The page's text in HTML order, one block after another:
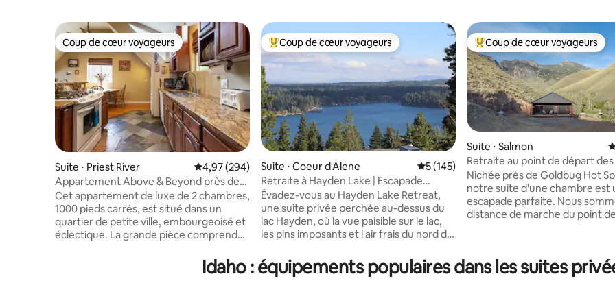
Coup de cœur voyageurs
Coup de cœur voyageurs
Suite ⋅ Priest River Évaluation moyenne sur la base de 294 commentaires : 4,97 sur 5
4,97 (294)
Appartement Above & Beyond près de
Silverwood et Priest Lake
Cet appartement de luxe de 2 chambres,
1000 pieds carrés, est situé dans un
quartier de petite ville, embourgeoisé et
éclectique. La grande pièce comprend
chambre dispose d'un lit Queen Size
Coups de cœur voyageurs les plus appréciés
Coup de cœur voyageurs
Suite ⋅ Coeur d'Alene Évaluation moyenne sur la base de 145
5 (145)
Retraite à Hayden Lake | Escapade
paisible avec vue sur le lac
Évadez-vous au Hayden Lake Retreat,
une suite privée perchée au-dessus du
lac Hayden, où la vue paisible sur le lac,
les pins imposants et l'air frais du nord de
Commencez votre matinée avec un café
sur la terrasse couverte, passez la
Coups de cœur voyageurs les
Coup de cœur voyageurs
Suite ⋅ Salmon
Retraite au point de départ
chaudes de Goldbug
Nichée près de Goldbug Hot
notre suite d'une chambre est
escapade parfaite. Nous
distance de marche du point
réparateur. La kitchenette
est équipée pour la préparation
Idaho : équipements populaires dans les suites